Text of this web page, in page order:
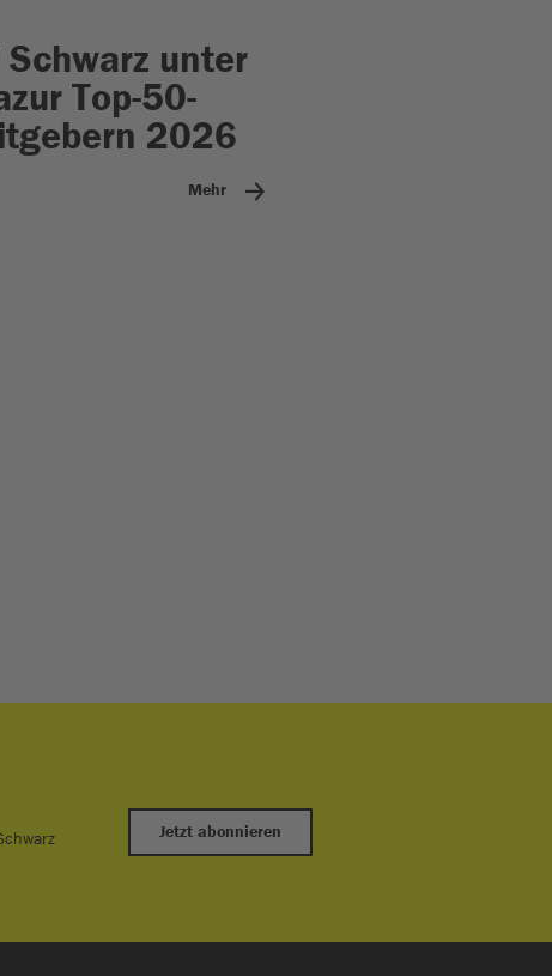
Schwarz unter
Top-50-
2026
Mehr
Jetzt abonnieren